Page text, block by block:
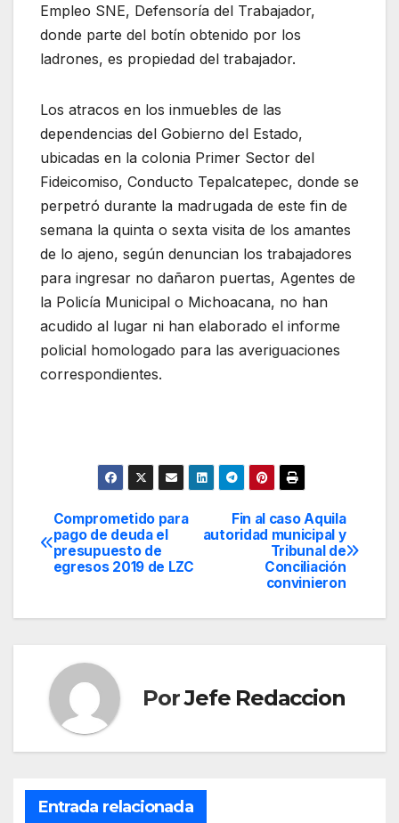
Empleo SNE, Defensoría del Trabajador,
donde parte del botín obtenido por los
ladrones, es propiedad del trabajador.
Los atracos en los inmuebles de las
dependencias del Gobierno del Estado,
ubicadas en la colonia Primer Sector del
Fideicomiso, Conducto Tepalcatepec, donde se
perpetró durante la madrugada de este fin de
semana la quinta o sexta visita de los amantes
de lo ajeno, según denuncian los trabajadores
para ingresar no dañaron puertas, Agentes de
la Policía Municipal o Michoacana, no han
acudido al lugar ni han elaborado el informe
policial homologado para las averiguaciones
correspondientes.
Navegación
de
Fin al caso Aquila
autoridad municipal y
Tribunal de
Conciliación
convinieron
Comprometido para
pago de deuda el
presupuesto de
egresos 2019 de LZC
PorJefe Redaccion
Entrada relacionada